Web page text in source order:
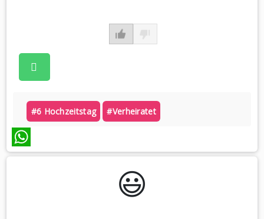
#6 Hochzeitstag #verheiratet
WhatsApp
😃️